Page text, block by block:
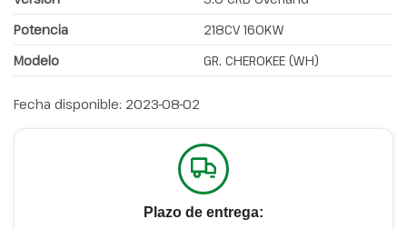
Potencia
218CV 160KW
Modelo
GR. CHEROKEE (WH)
Fecha disponible: 2023-08-02
Plazo de entrega: